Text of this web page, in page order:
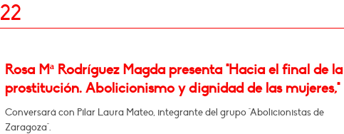
Rosa Mª Rodríguez Magda presenta "Hacia el final de la
prostitución. Abolicionismo y dignidad de las mujeres,"
Conversará con Pilar Laura Mateo, integrante del grupo "Abolicionistas de
Zaragoza".